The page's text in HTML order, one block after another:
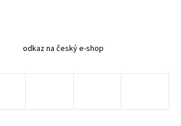
odkaz na český e-shop